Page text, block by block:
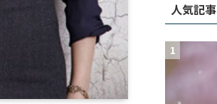
人気記事
1